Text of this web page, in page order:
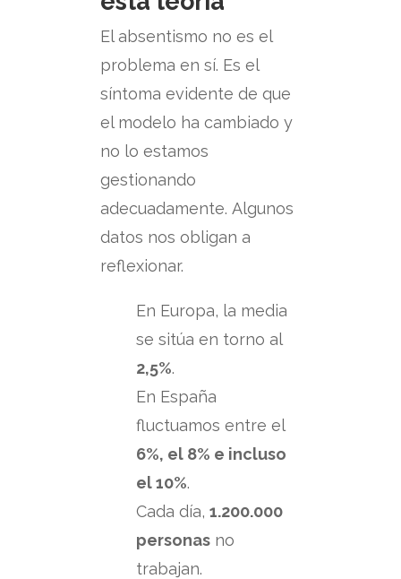
El absentismo no es el
problema en sí. Es el
síntoma evidente de que
el modelo ha cambiado y
no lo estamos
gestionando
adecuadamente. Algunos
datos nos obligan a
reflexionar.
En Europa, la media
se sitúa en torno al
2,5%.
En España
fluctuamos entre el
6%, el 8% e incluso
el 10%.
Cada día, 1.200.000
personas no
trabajan.